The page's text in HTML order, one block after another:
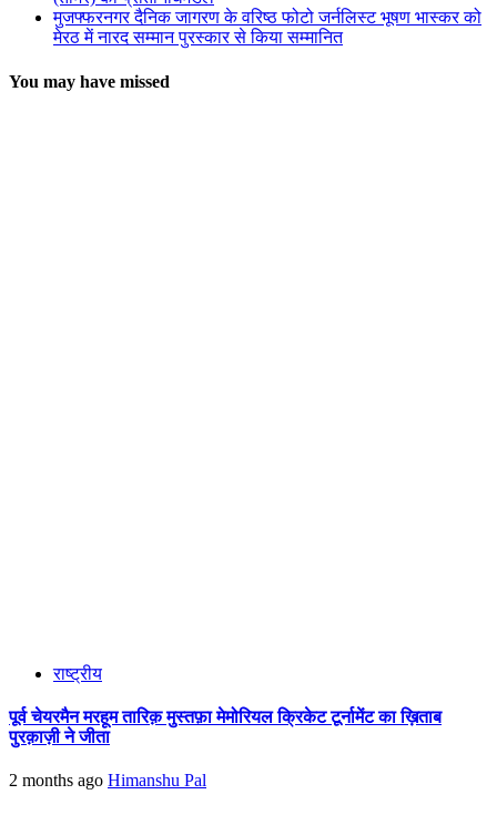
मुजफ्फरनगर दैनिक जागरण के वरिष्ठ फोटो जर्नलिस्ट भूषण भास्कर को
मेरठ में नारद सम्मान पुरस्कार से किया सम्मानित
You may have missed
राष्ट्रीय
पूर्व चेयरमैन मरहूम तारिक़ मुस्तफ़ा मेमोरियल क्रिकेट टूर्नामेंट का ख़िताब
पुरक़ाज़ी ने जीता
2 months ago Himanshu Pal